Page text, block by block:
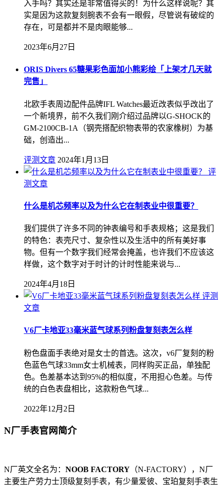
入手吗？其实还是非常值得买的！为什么这样说呢？其
实是因为这款复刻腕表不会有一眼假，尽管说有破绽的
存在，可是都并不是肉眼能够...
2023年6月27日
ORIS Divers 65糖果彩色面加小熊彩绘「上架才几天就
完售」
北欧手表周边配件品牌IFL Watches最近改表似乎改出了
一个新境界，前不久我们刚介绍过品牌以G-SHOCK的
GM-2100CB-1A（钢壳搭配织物表带的农家橡树）为基
础，创造出...
评测文章 2024年1月13日
评
测文章
什么是机芯频率以及为什么它在制表业中很重要？
我们提供了许多不同的钟表编号和手表规格；这是我们
的特色：表壳尺寸、复杂性以及生活中的所有美好事
物。但有一个数字我们经常会掩盖，也许我们不应该这
样做，这个数字对于时计的计时性能来说与...
2024年4月18日
评测
文章
V6厂卡地亚33毫米蓝气球系列粉盘复刻表怎么样
粉色盘面手表绝对是女士的首选。这次，v6厂复刻的粉
色蓝色气球33mm女士机械表，同样购买正品，单独配
色。色差基本达到95%的相似度，不用担心色差。与传
统的白色表盘相比，这款粉色气球...
2022年12月2日
N厂手表官网简介
N厂英文全名为： NOOB FACTORY （N-FACTORY），N厂
主要生产劳力士顶级复刻手表，有少量爱彼、宝珀复刻手表生